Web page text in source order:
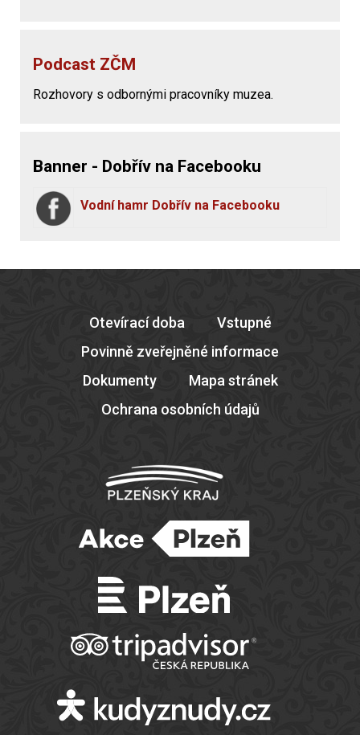
Podcast ZČM
Rozhovory s odbornými pracovníky muzea.
Banner - Dobřív na Facebooku
Vodní hamr Dobřív na Facebooku
Otevírací doba
Vstupné
Povinně zveřejněné informace
Dokumenty
Mapa stránek
Ochrana osobních údajů